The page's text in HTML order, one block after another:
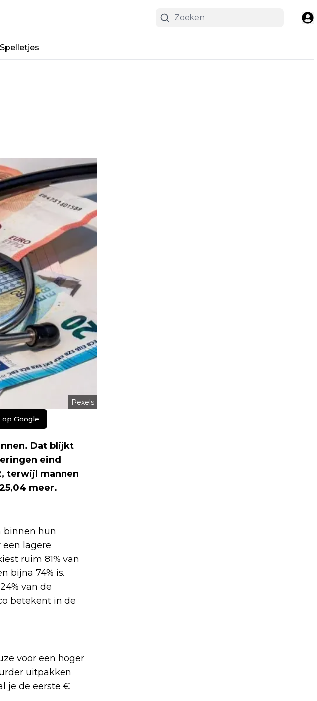
Spelletjes
Pexels
Google
Dat blijkt
eind
terwijl mannen
meer.
binnen hun
een lagere
ruim 81% van
bijna 74% is.
van de
betekent in de
voor een hoger
uitpakken
je de eerste €